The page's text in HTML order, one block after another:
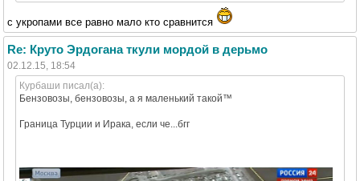
с укропами все равно мало кто сравнится
Re: Круто Эрдогана ткули мордой в дерьмо
02.12.15, 18:54
Курбаши писал(а):
Бензовозы, бензовозы, а я маленький такой™
Граница Турции и Ирака, если че...бгг